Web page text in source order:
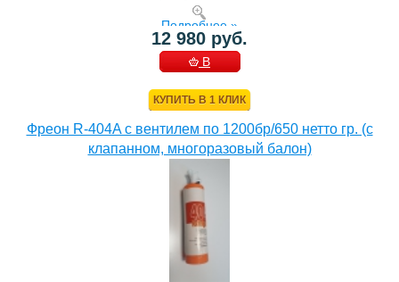
Подробнее »
12 980 руб.
В
КУПИТЬ В 1 КЛИК
Фреон R-404A с вентилем по 1200бр/650 нетто гр. (с
клапанном, многоразовый балон)